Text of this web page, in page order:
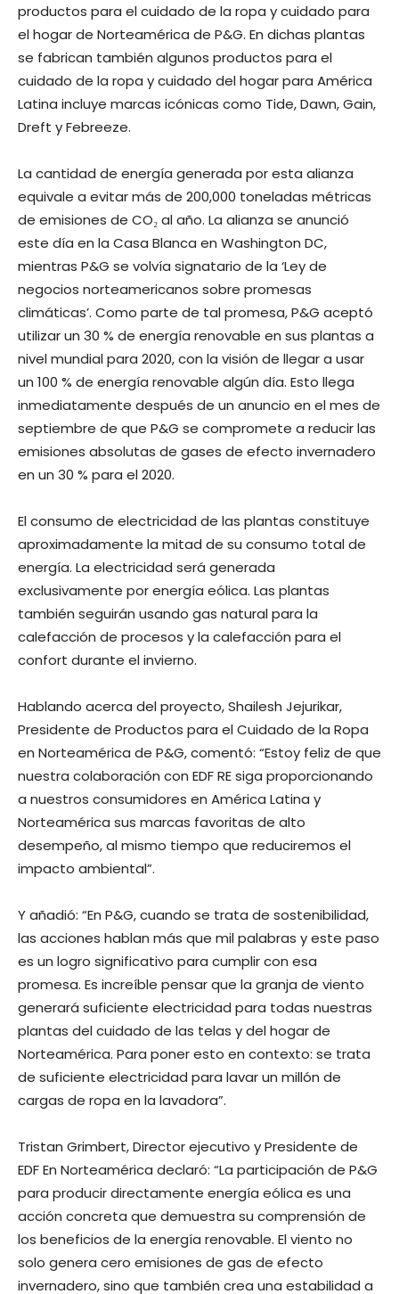
productos para el cuidado de la ropa y cuidado para
el hogar de Norteamérica de P&G. En dichas plantas
se fabrican también algunos productos para el
cuidado de la ropa y cuidado del hogar para América
Latina incluye marcas icónicas como Tide, Dawn, Gain,
Dreft y Febreeze.
La cantidad de energía generada por esta alianza
equivale a evitar más de 200,000 toneladas métricas
de emisiones de CO₂ al año. La alianza se anunció
este día en la Casa Blanca en Washington DC,
mientras P&G se volvía signatario de la ‘Ley de
negocios norteamericanos sobre promesas
climáticas’. Como parte de tal promesa, P&G aceptó
utilizar un 30 % de energía renovable en sus plantas a
nivel mundial para 2020, con la visión de llegar a usar
un 100 % de energía renovable algún día. Esto llega
inmediatamente después de un anuncio en el mes de
septiembre de que P&G se compromete a reducir las
emisiones absolutas de gases de efecto invernadero
en un 30 % para el 2020.
El consumo de electricidad de las plantas constituye
aproximadamente la mitad de su consumo total de
energía. La electricidad será generada
exclusivamente por energía eólica. Las plantas
también seguirán usando gas natural para la
calefacción de procesos y la calefacción para el
confort durante el invierno.
Hablando acerca del proyecto, Shailesh Jejurikar,
Presidente de Productos para el Cuidado de la Ropa
en Norteamérica de P&G, comentó: “Estoy feliz de que
nuestra colaboración con EDF RE siga proporcionando
a nuestros consumidores en América Latina y
Norteamérica sus marcas favoritas de alto
desempeño, al mismo tiempo que reduciremos el
impacto ambiental”.
Y añadió: “En P&G, cuando se trata de sostenibilidad,
las acciones hablan más que mil palabras y este paso
es un logro significativo para cumplir con esa
promesa. Es increíble pensar que la granja de viento
generará suficiente electricidad para todas nuestras
plantas del cuidado de las telas y del hogar de
Norteamérica. Para poner esto en contexto: se trata
de suficiente electricidad para lavar un millón de
cargas de ropa en la lavadora”.
Tristan Grimbert, Director ejecutivo y Presidente de
EDF En Norteamérica declaró: “La participación de P&G
para producir directamente energía eólica es una
acción concreta que demuestra su comprensión de
los beneficios de la energía renovable. El viento no
solo genera cero emisiones de gas de efecto
invernadero, sino que también crea una estabilidad a